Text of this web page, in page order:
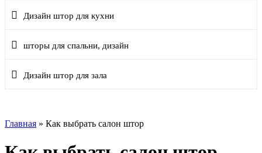
Дизайн штор для кухни
шторы для спальни, дизайн
Дизайн штор для зала
Главная » Как выбрать салон штор